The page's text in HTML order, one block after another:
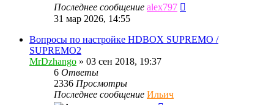
Последнее сообщение alex797
31 мар 2026, 14:55
Вопросы по настройке HDBOX SUPREMO /
SUPREMO2
MrDzhango » 03 сен 2018, 19:37
6 Ответы
2336 Просмотры
Последнее сообщение Ильич